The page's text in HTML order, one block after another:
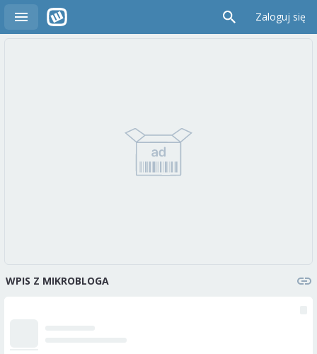
Zaloguj się
WPIS Z MIKROBLOGA